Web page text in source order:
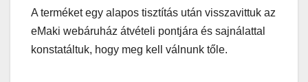
A terméket egy alapos tisztítás után visszavittuk az
eMaki webáruház átvételi pontjára és sajnálattal
konstatáltuk, hogy meg kell válnunk tőle.